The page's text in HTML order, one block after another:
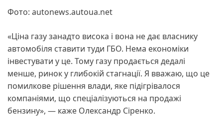
Фото: autonews.autoua.net
«Ціна газу занадто висока і вона не дає власнику
автомобіля ставити туди ГБО. Нема економіки
інвестувати у це. Тому газу продається дедалі
менше, ринок у глибокій стагнації. Я вважаю, що це
помилкове рішення влади, яке підігрівалося
компаніями, що спеціалізуються на продажі
бензину», — каже Олександр Сіренко.